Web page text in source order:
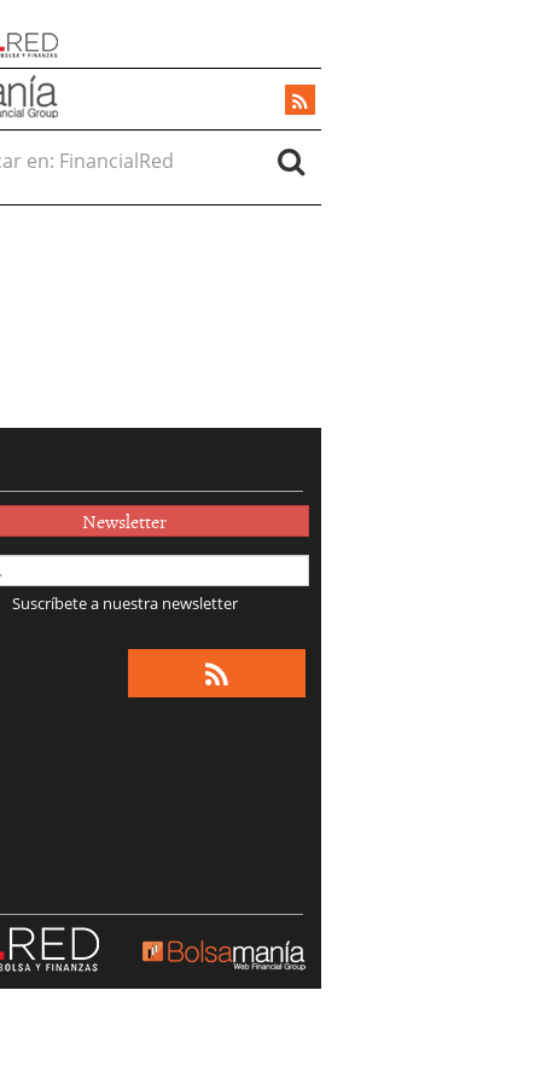
en:
Newsletter
Suscríbete a nuestra newsletter